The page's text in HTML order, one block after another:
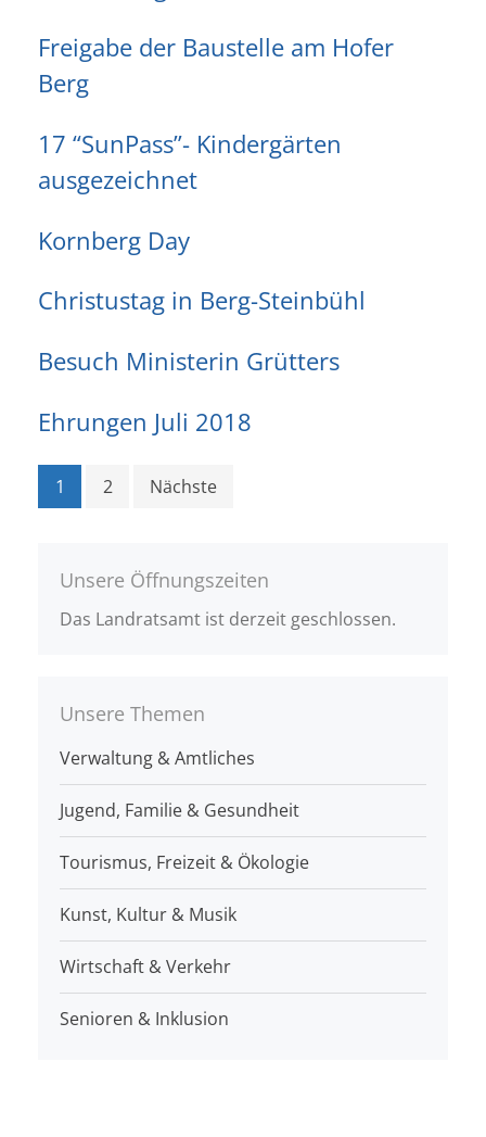
Freigabe der Baustelle am Hofer
Berg
17 “SunPass”- Kindergärten
ausgezeichnet
Kornberg Day
Christustag in Berg-Steinbühl
Besuch Ministerin Grütters
Ehrungen Juli 2018
1 2 Nächste
Unsere Öffnungszeiten
Das Landratsamt ist derzeit geschlossen.
Unsere Themen
Verwaltung & Amtliches
Jugend, Familie & Gesundheit
Tourismus, Freizeit & Ökologie
Kunst, Kultur & Musik
Wirtschaft & Verkehr
Senioren & Inklusion